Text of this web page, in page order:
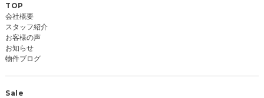
TOP
会社概要
スタッフ紹介
お客様の声
お知らせ
物件ブログ
Sale